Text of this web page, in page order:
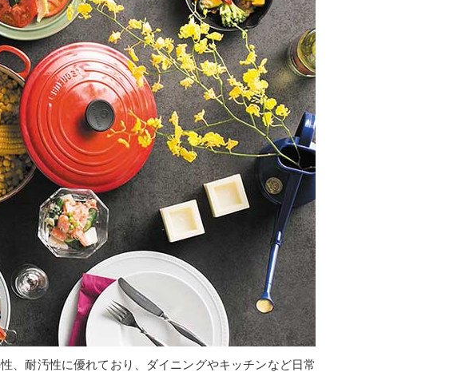
、耐汚性に優れており、ダイニングやキッチンなど日常